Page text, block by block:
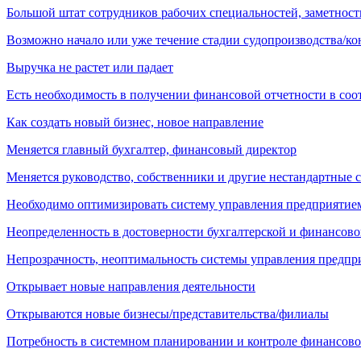
Большой штат сотрудников рабочих специальностей,
Возможно начало или уже течение стадии судопроизводства/
Выручка не растет или падает
Есть необходимость в получении финансовой отчетности в
Как создать новый бизнес, новое направление
Меняется главный бухгалтер, финансовый директор
Меняется руководство, собственники и другие нестандартные
Необходимо оптимизировать систему управления
Неопределенность в достоверности бухгалтерской и
Непрозрачность, неоптимальность системы управления
Открывает новые направления деятельности
Открываются новые бизнесы/представительства/филиалы
Потребность в системном планировании и контроле